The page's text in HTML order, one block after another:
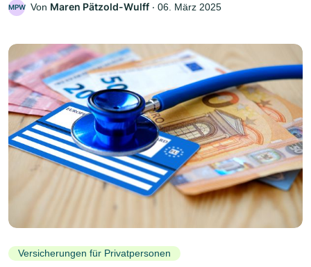
MPW Von Maren Pätzold-Wulff ‧ 06. März 2025
Versicherungen für Privatpersonen